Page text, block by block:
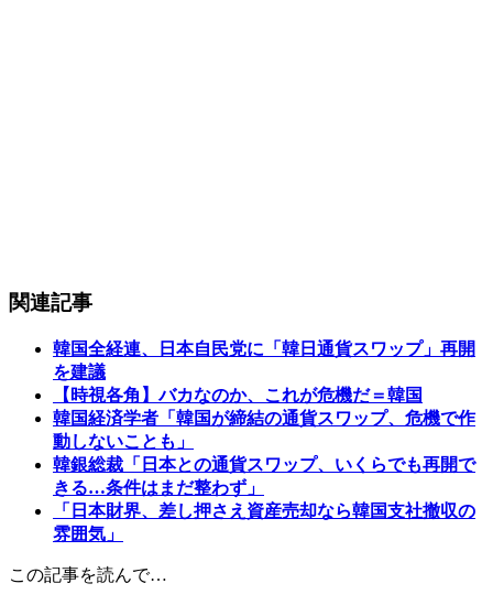
関連記事
韓国全経連、日本自民党に「韓日通貨スワップ」再開
を建議
【時視各角】バカなのか、これが危機だ＝韓国
韓国経済学者「韓国が締結の通貨スワップ、危機で作
動しないことも」
韓銀総裁「日本との通貨スワップ、いくらでも再開で
きる…条件はまだ整わず」
「日本財界、差し押さえ資産売却なら韓国支社撤収の
雰囲気」
この記事を読んで…